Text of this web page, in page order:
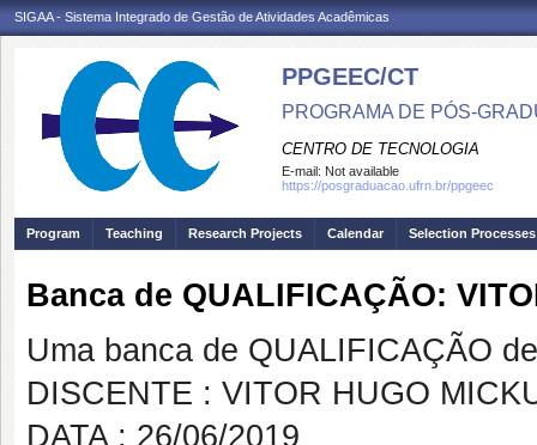
SIGAA - Sistema Integrado de Gestão de Atividades Acadêmicas
PPGEEC/CT
PROGRAMA DE PÓS-
CENTRO DE TECNOLOGIA
E-mail: Not available
https://posgraduacao.ufrn.br/ppgeec
Program Teaching Research Projects Calendar Selection Processes
Banca de QUALIFICAÇÃO:
Uma banca de QUALIFICAÇÃO
DISCENTE : VITOR HUGO
DATA : 26/06/2019